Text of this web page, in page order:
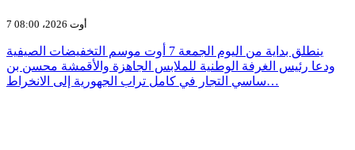
7 أوت 2026، 08:00
ينطلق بداية من اليوم الجمعة 7 أوت موسم التخفيضات الصيفية
ودعا رئيس الغرفة الوطنية للملابس الجاهزة والأقمشة محسن بن
ساسي التجار في كامل تراب الجهورية إلى الانخراط…